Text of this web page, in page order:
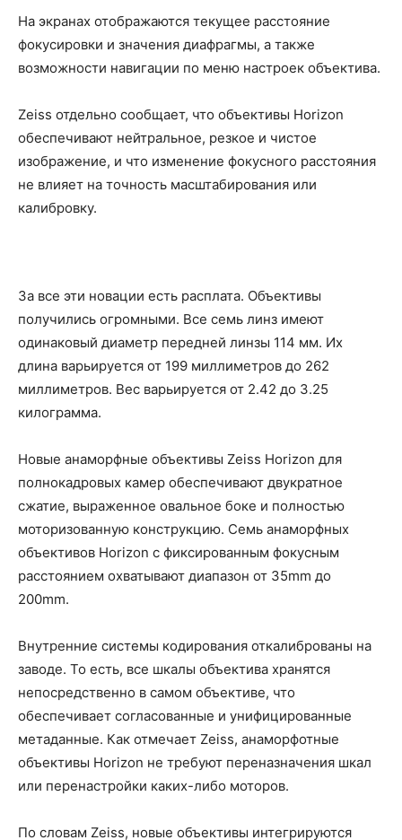
На экранах отображаются текущее расстояние
фокусировки и значения диафрагмы, а также
возможности навигации по меню настроек объектива.
Zeiss отдельно сообщает, что объективы Horizon
обеспечивают нейтральное, резкое и чистое
изображение, и что изменение фокусного расстояния
не влияет на точность масштабирования или
калибровку.
За все эти новации есть расплата. Объективы
получились огромными. Все семь линз имеют
одинаковый диаметр передней линзы 114 мм. Их
длина варьируется от 199 миллиметров до 262
миллиметров. Вес варьируется от 2.42 до 3.25
килограмма.
Новые анаморфные объективы Zeiss Horizon для
полнокадровых камер обеспечивают двукратное
сжатие, выраженное овальное боке и полностью
моторизованную конструкцию. Семь анаморфных
объективов Horizon с фиксированным фокусным
расстоянием охватывают диапазон от 35mm до
200mm.
Внутренние системы кодирования откалиброваны на
заводе. То есть, все шкалы объектива хранятся
непосредственно в самом объективе, что
обеспечивает согласованные и унифицированные
метаданные. Как отмечает Zeiss, анаморфотные
объективы Horizon не требуют переназначения шкал
или перенастройки каких-либо моторов.
По словам Zeiss, новые объективы интегрируются